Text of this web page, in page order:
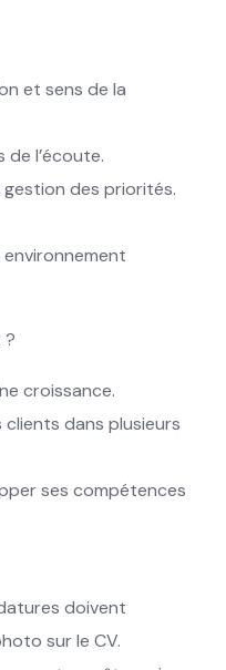
et sens de la
l’écoute.
des priorités.
?
croissance.
dans plusieurs
ses compétences
doivent
sur le CV.